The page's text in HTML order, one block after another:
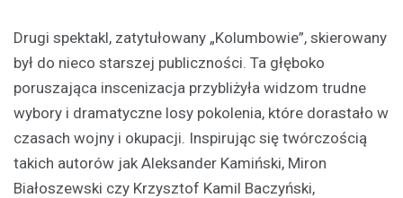
Drugi spektakl, zatytułowany „Kolumbowie”, skierowany
był do nieco starszej publiczności. Ta głęboko
poruszająca inscenizacja przybliżyła widzom trudne
wybory i dramatyczne losy pokolenia, które dorastało w
czasach wojny i okupacji. Inspirując się twórczością
takich autorów jak Aleksander Kamiński, Miron
Białoszewski czy Krzysztof Kamil Baczyński,